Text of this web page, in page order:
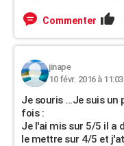
Commenter
jinape
10 févr. 2016 à 11:03
Je souris ...Je suis un
fois :
Je l'ai mis sur 5/5 il a
le mettre sur 4/5 et